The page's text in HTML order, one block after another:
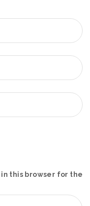
this browser for the